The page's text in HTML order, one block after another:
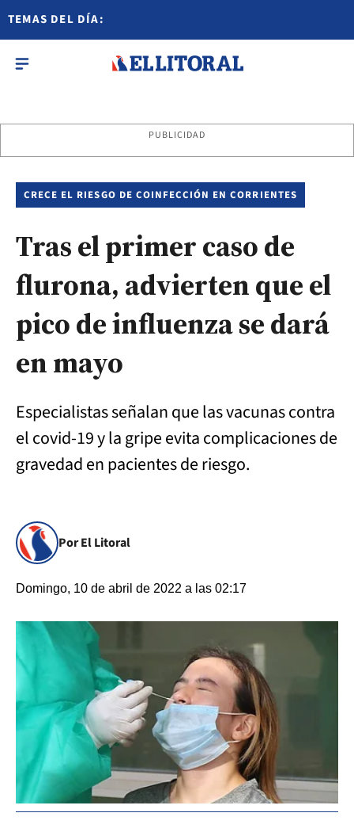
TEMAS DEL DÍA:
PUBLICIDAD
CRECE EL RIESGO DE COINFECCIÓN EN CORRIENTES
Tras el primer caso de
flurona, advierten que el
pico de influenza se dará
en mayo
Especialistas señalan que las vacunas contra
el covid-19 y la gripe evita complicaciones de
gravedad en pacientes de riesgo.
Por El Litoral
Domingo, 10 de abril de 2022 a las 02:17